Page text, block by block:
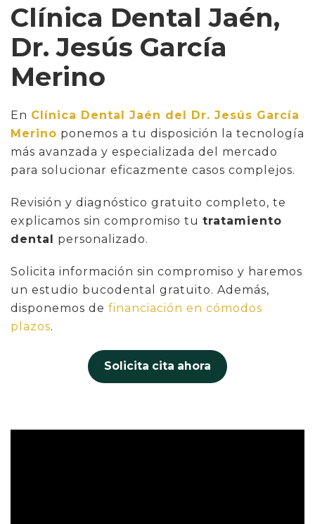
Clínica Dental Jaén,
Dr. Jesús García
Merino
En Clínica Dental Jaén del Dr. Jesús García
Merino ponemos a tu disposición la tecnología
más avanzada y especializada del mercado
para solucionar eficazmente casos complejos.
Revisión y diagnóstico gratuito completo, te
explicamos sin compromiso tu tratamiento
dental personalizado.
Solicita información sin compromiso y haremos
un estudio bucodental gratuito. Además,
disponemos de financiación en cómodos
plazos.
Solicita cita ahora